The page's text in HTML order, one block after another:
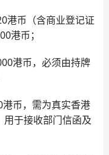
港币（含商业登记证
港币；
港币，必须由持牌
币，需为真实香港
于接收部门信函及